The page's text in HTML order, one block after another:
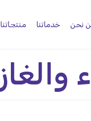
نحن خدماتنا منتجاتنا
والغاز